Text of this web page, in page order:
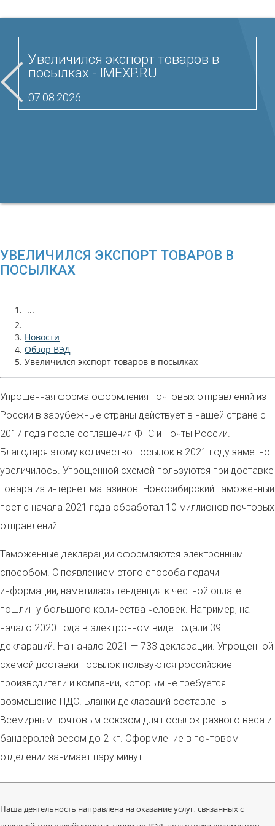
Увеличился экспорт товаров в
посылках - IMEXP.RU
07.08.2026
УВЕЛИЧИЛСЯ ЭКСПОРТ ТОВАРОВ В
ПОСЫЛКАХ
...
Новости
Обзор ВЭД
Увеличился экспорт товаров в посылках
Упрощенная форма оформления почтовых отправлений из
России в зарубежные страны действует в нашей стране с
2017 года после соглашения ФТС и Почты России.
Благодаря этому количество посылок в 2021 году заметно
увеличилось. Упрощенной схемой пользуются при доставке
товара из интернет-магазинов. Новосибирский таможенный
пост с начала 2021 года обработал 10 миллионов почтовых
отправлений.
Таможенные декларации оформляются электронным
способом. С появлением этого способа подачи
информации, наметилась тенденция к честной оплате
пошлин у большого количества человек. Например, на
начало 2020 года в электронном виде подали 39
деклараций. На начало 2021 — 733 декларации. Упрощенной
схемой доставки посылок пользуются российские
производители и компании, которым не требуется
возмещение НДС. Бланки деклараций составлены
Всемирным почтовым союзом для посылок разного веса и
бандеролей весом до 2 кг. Оформление в почтовом
отделении занимает пару минут.
Наша деятельность направлена на оказание услуг, связанных с